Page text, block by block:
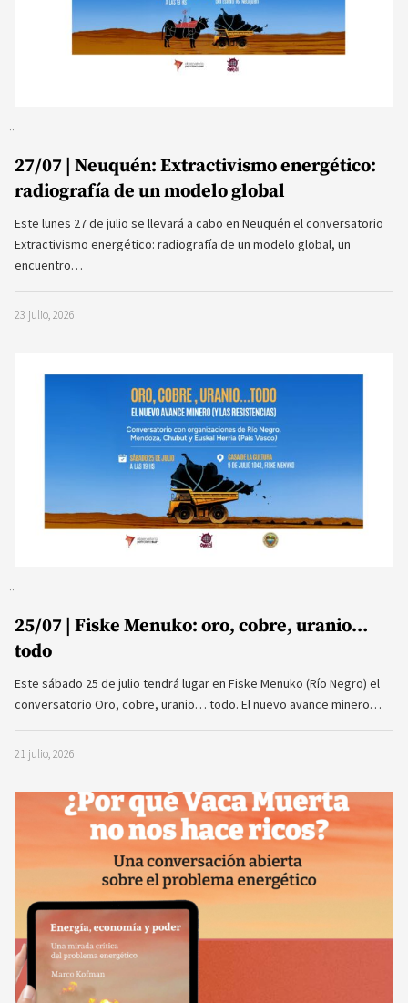
27/07 | Neuquén: Extractivismo energético:
radiografía de un modelo global
Este lunes 27 de julio se llevará a cabo en Neuquén el conversatorio
Extractivismo energético: radiografía de un modelo global, un
encuentro…
23 julio, 2026
25/07 | Fiske Menuko: oro, cobre, uranio…
todo
Este sábado 25 de julio tendrá lugar en Fiske Menuko (Río Negro) el
conversatorio Oro, cobre, uranio… todo. El nuevo avance minero…
21 julio, 2026